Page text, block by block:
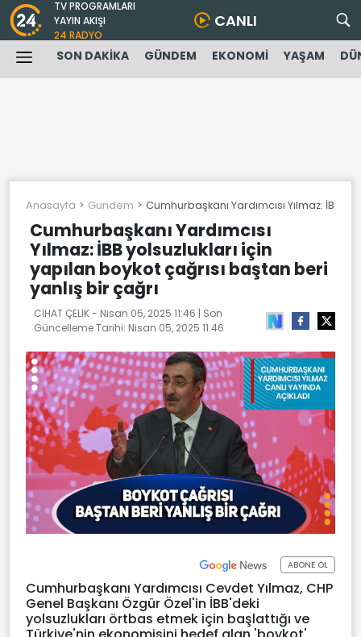
TV PROGRAMLARI
YAYIN AKIŞI
24 RADYO
CANLI
SON DAKİKA GÜNDEM EKONOMİ YAŞAM
Anasayfa Gundem Cumhurbaşkanı Yardımcısı Yılmaz: İBB
Cumhurbaşkanı Yardımcısı
Yılmaz: İBB yolsuzlukları için
yapılan boykot çağrısı baştan beri
yanlış bir çağrı
CİHAT ÇELİK - Nisan 05, 2025 11:46 | Son
Güncelleme Tarihi: Nisan 05, 2025 11:46
ABONE OL
Cumhurbaşkanı Yardımcısı Cevdet Yılmaz, CHP
Genel Başkanı Özgür Özel'in İBB'deki
yolsuzlukları örtbas etmek için başlattığı ve